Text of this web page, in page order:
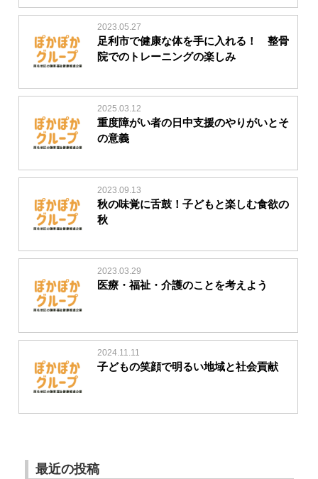
2023.05.27
足利市で健康な体を手に入れる！ 整骨
院でのトレーニングの楽しみ
2025.03.12
重度障がい者の日中支援のやりがいとそ
の意義
2023.09.13
秋の味覚に舌鼓！子どもと楽しむ食欲の
秋
2023.03.29
医療・福祉・介護のことを考えよう
2024.11.11
子どもの笑顔で明るい地域と社会貢献
最近の投稿